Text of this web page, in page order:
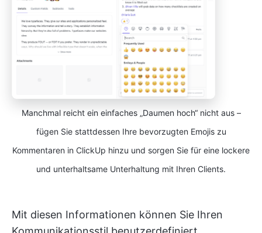
Manchmal reicht ein einfaches „Daumen hoch“ nicht aus –
fügen Sie stattdessen Ihre bevorzugten Emojis zu
Kommentaren in ClickUp hinzu und sorgen Sie für eine lockere
und unterhaltsame Unterhaltung mit Ihren Clients.
Mit diesen Informationen können Sie Ihren